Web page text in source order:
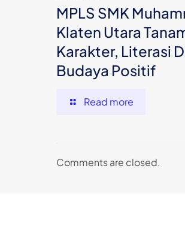
MPLS SMK
Klaten Utara
Karakter, Literasi
Budaya Positif
Read more
Comments are closed.